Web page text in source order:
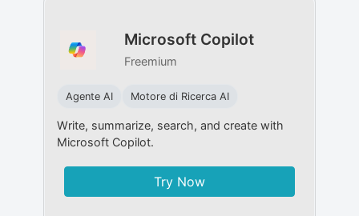
Microsoft Copilot
Freemium
Agente AI Motore di Ricerca AI
Write, summarize, search, and create with
Microsoft Copilot.
Try Now